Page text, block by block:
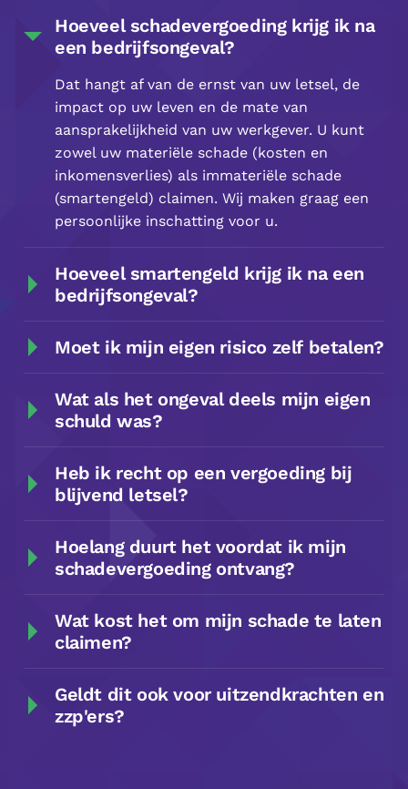
Hoeveel schadevergoeding krijg ik na
een bedrijfsongeval?
Dat hangt af van de ernst van uw letsel, de
impact op uw leven en de mate van
aansprakelijkheid van uw werkgever. U kunt
zowel uw materiële schade (kosten en
inkomensverlies) als immateriële schade
(smartengeld) claimen. Wij maken graag een
persoonlijke inschatting voor u.
Hoeveel smartengeld krijg ik na een
bedrijfsongeval?
Moet ik mijn eigen risico zelf betalen?
Wat als het ongeval deels mijn eigen
schuld was?
Heb ik recht op een vergoeding bij
blijvend letsel?
Hoelang duurt het voordat ik mijn
schadevergoeding ontvang?
Wat kost het om mijn schade te laten
claimen?
Geldt dit ook voor uitzendkrachten en
zzp'ers?